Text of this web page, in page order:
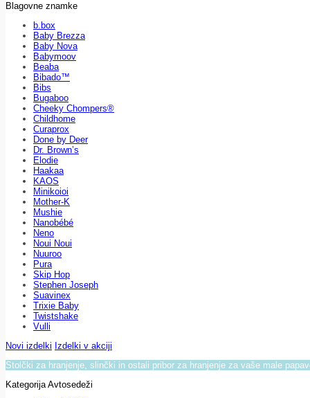
Blagovne znamke
b.box
Baby Brezza
Baby Nova
Babymoov
Beaba
Bibado™
Bibs
Bugaboo
Cheeky Chompers®
Childhome
Curaprox
Done by Deer
Dr. Brown’s
Elodie
Haakaa
KAOS
Minikoioi
Mother-K
Mushie
Nanobébé
Neno
Noui Noui
Nuuroo
Pura
Skip Hop
Stephen Joseph
Suavinex
Trixie Baby
Twistshake
Vulli
Novi izdelki Izdelki v akciji
Stolčki za hranjenje, slinčki in ostali pribor za hranjenje za vaše male
Kategorija Avtosedeži